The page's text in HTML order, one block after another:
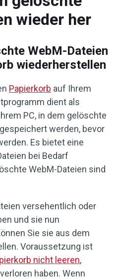
wieder her
WebM-Dateien
wiederherstellen
Papierkorb auf Ihrem
dient als
PC, in dem gelöschte
werden, bevor
Es bietet eine
bei Bedarf
WebM-Dateien sind
versehentlich oder
und sie nun
Sie sie aus dem
Voraussetzung ist
nicht leeren,
haben. Wenn